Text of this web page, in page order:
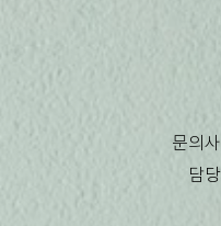
문의
담